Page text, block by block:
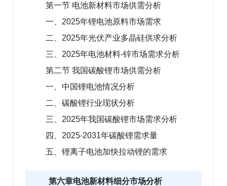
第一节 电池新材料市场供需分析
一、2025年锂电池原料市场需求
二、2025年光伏产业多晶硅供求分析
三、2025年电池材料-锌市场需求分析
第二节 我国碳酸锂市场供需分析
一、中国锂电池情况分析
二、碳酸锂行业现状分析
三、2025年我国碳酸锂市场需求分析
四、2025-2031年碳酸锂需求量
五、锂离子电池加快拉动锂的需求
第六章电池新材料细分市场分析